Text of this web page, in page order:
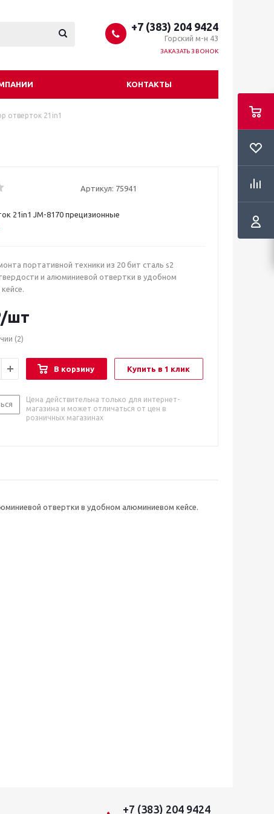
+7 (383) 204 9424
Горский м-н 43
ЗАКАЗАТЬ ЗВОНОК
КОНТАКТЫ
отверток 21in1
Артикул: 75941
21in1 JM-8170 прецизионные
портативной техники из 20 бит сталь s2
и алюминиевой отвертки в удобном
/шт
(2)
В корзину Купить в 1 клик
Цена действительна только для интернет-
магазина и может отличаться от цен в
розничных магазинах
отвертки в удобном алюминиевом кейсе.
+7 (383) 204 9424